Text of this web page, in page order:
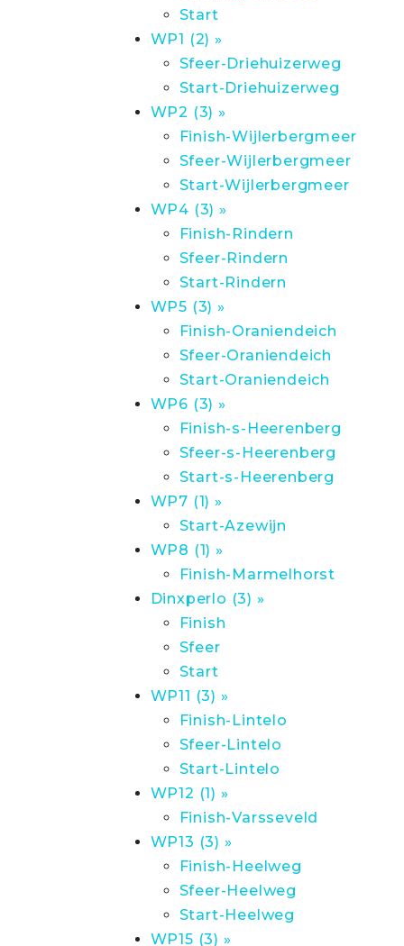
Start
WP1 (2) »
Sfeer-Driehuizerweg
Start-Driehuizerweg
WP2 (3) »
Finish-Wijlerbergmeer
Sfeer-Wijlerbergmeer
Start-Wijlerbergmeer
WP4 (3) »
Finish-Rindern
Sfeer-Rindern
Start-Rindern
WP5 (3) »
Finish-Oraniendeich
Sfeer-Oraniendeich
Start-Oraniendeich
WP6 (3) »
Finish-s-Heerenberg
Sfeer-s-Heerenberg
Start-s-Heerenberg
WP7 (1) »
Start-Azewijn
WP8 (1) »
Finish-Marmelhorst
Dinxperlo (3) »
Finish
Sfeer
Start
WP11 (3) »
Finish-Lintelo
Sfeer-Lintelo
Start-Lintelo
WP12 (1) »
Finish-Varsseveld
WP13 (3) »
Finish-Heelweg
Sfeer-Heelweg
Start-Heelweg
WP15 (3) »